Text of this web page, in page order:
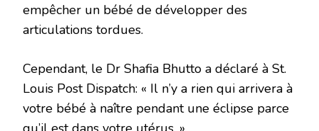
empêcher un bébé de développer des
articulations tordues.
Cependant, le Dr Shafia Bhutto a déclaré à St.
Louis Post Dispatch: « Il n’y a rien qui arrivera à
votre bébé à naître pendant une éclipse parce